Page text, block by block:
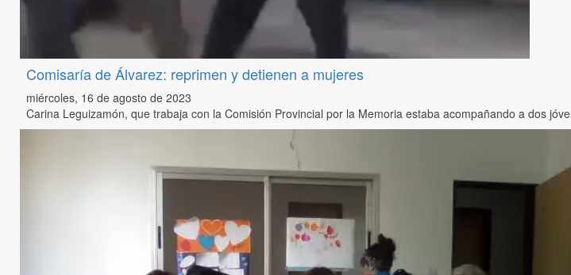
Comisaría de Álvarez: reprimen y detienen a mujeres
miércoles, 16 de agosto de 2023
Carina Leguizamón, que trabaja con la Comisión Provincial por la Memoria estaba acompañando a dos